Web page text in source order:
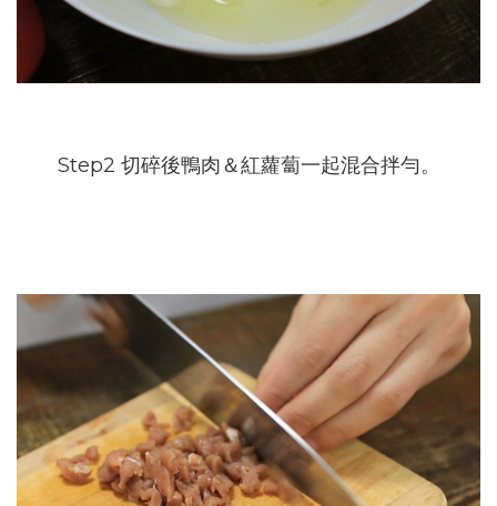
Step2 切碎後鴨肉＆紅蘿蔔一起混合拌勻。